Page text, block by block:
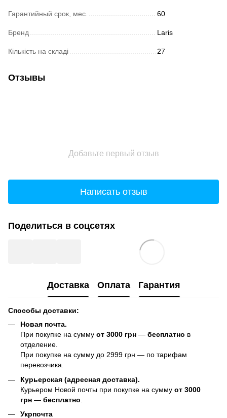
Гарантийный срок, мес. 60
Бренд Laris
Кількість на складі 27
Отзывы
Добавьте первый отзыв
Написать отзыв
Поделиться в соцсетях
Доставка Оплата Гарантия
Способы доставки:
Новая почта.
При покупке на сумму от 3000 грн — бесплатно в
отделение.
При покупке на сумму до 2999 грн — по тарифам
перевозчика.
Курьерская (адресная доставка).
Курьером Новой почты при покупке на сумму от 3000
грн — бесплатно
Укрпочта